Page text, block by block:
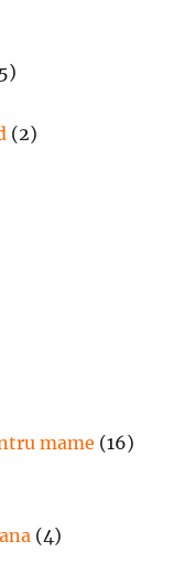
(2)
mame (16)
(4)